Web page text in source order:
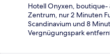
Hotell Onyxen, boutique-
Zentrum, nur 2 Minuten
Scandinavium und 8
Vergnügungspark